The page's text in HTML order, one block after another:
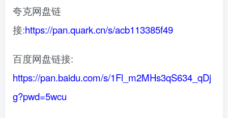
夸克网盘链
接:https://pan.quark.cn/s/acb113385f49
百度网盘链接:
https://pan.baidu.com/s/1Fl_m2MHs3qS634_qDj
g?pwd=5wcu